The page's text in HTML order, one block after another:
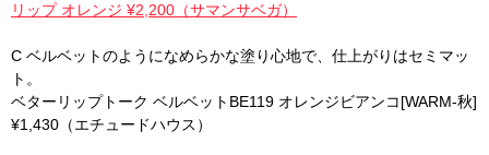
リップ オレンジ ¥2,200（サマンサベガ）
C ベルベットのようになめらかな塗り心地で、仕上がりはセミマッ
ト。
ベターリップトーク ベルベットBE119 オレンジビアンコ[WARM-秋]
¥1,430（エチュードハウス）